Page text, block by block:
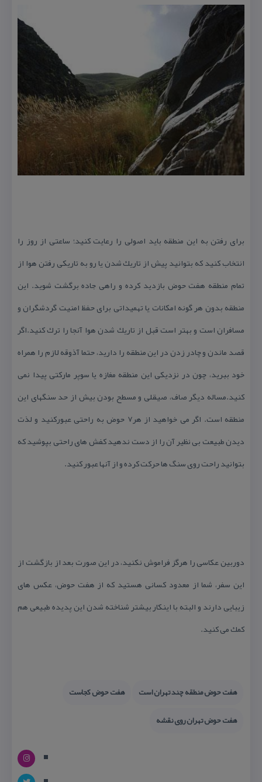
برای رفتن به این منطقه باید اصولی را رعایت كنید؛ ساعتی از روز را
انتخاب كنید كه بتوانید پیش از تاریك شدن یا رو به تاریكی رفتن هوا از
تمام منطقه هفت حوض بازدید كرده و راهی جاده برگشت شوید. این
منطقه بدون هر گونه امكانات یا تهمیداتی برای حفظ امنیت گردشگران و
مسافران است و بهتر است قبل از تاریك شدن هوا آنجا را ترك كنید.اگر
قصد ماندن و چادر زدن در این منطقه را دارید، حتما آذوقه لازم را همراه
خود ببرید، چون در نزدیكی این منطقه مغازه یا سوپر ماركتی پیدا نمی
كنید.مساله دیگر صاف، صیقلی و مسطح بودن بیش از حد سنگهای این
منطقه است. اگر می خواهید از هر7 حوض به راحتی عبوركنید و لذت
دیدن طبیعت بی نظیر آن را از دست ندهید كفش های راحتی بپوشید كه
بتوانید راحت روی سنگ ها حركت كرده و از آنها عبور كنید.
دوربین عكاسی را هرگز فراموش نكنید، در این صورت بعد از بازگشت از
این سفر، شما از معدود كسانی هستید كه از هفت حوض، عكس های
زیبایی دارند و البته با اینكار بیشتر شناخته شدن این پدیده طبیعی هم
كمك می كنید.
هفت حوض منطقه چند تهران است
هفت حوض كجاست
هفت حوض تهران روی نقشه